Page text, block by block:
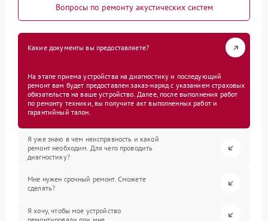
Вопросы по ремонту акустических систем
Какие документы вы предоставляете?
На этапе приема устройства на диагностику и последующий
ремонт вам будет предоставлен заказ-наряд с указанием страховых
обязательств на ваше устройство. Далее, после выполнения работ
по ремонту техники, вы получите акт выполненных работ и
гарантийный талон.
Я уже знаю в чем неисправность и какой
ремонт необходим. Для чего проводить
диагностику?
Мне нужен срочный ремонт. Сможете
сделать?
Я хочу, чтобы мое устройство